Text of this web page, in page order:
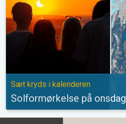
Sæt kryds i kalenderen
Solformørkelse på onsdag